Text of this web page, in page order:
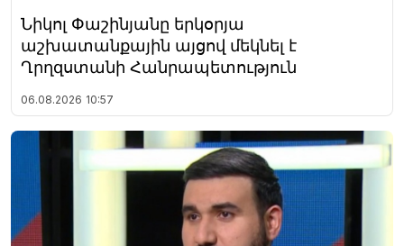
Նիկոլ Փաշինյանը երկօրյա
աշխատանքային այցով մեկնել է
Ղրղզստանի Հանրապետություն
06.08.2026 10:57